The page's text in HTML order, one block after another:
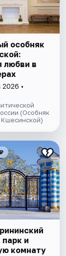
особняк
любви в
2026 •
(Особняк
и
комнату